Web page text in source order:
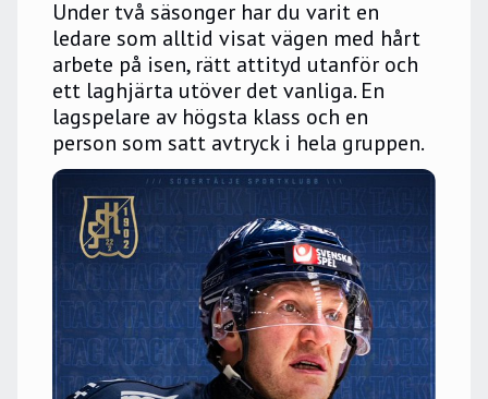
Under två säsonger har du varit en
ledare som alltid visat vägen med hårt
arbete på isen, rätt attityd utanför och
ett laghjärta utöver det vanliga. En
lagspelare av högsta klass och en
person som satt avtryck i hela gruppen.